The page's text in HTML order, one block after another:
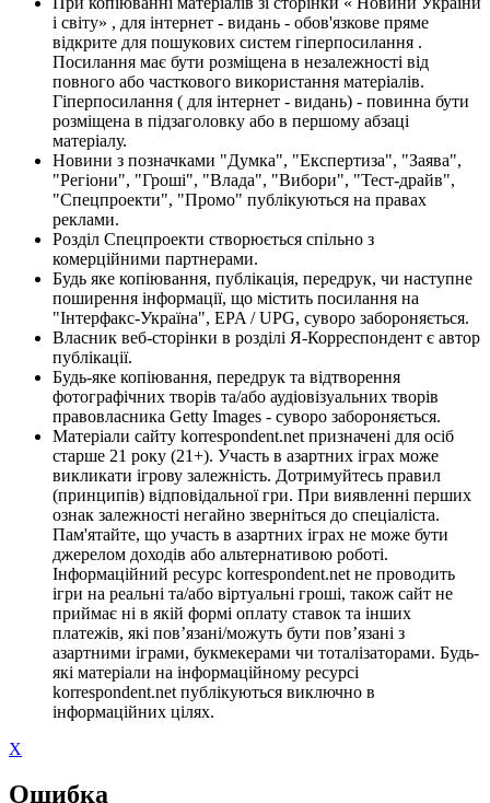
і світу» , для інтернет - видань - обов'язкове пряме
відкрите для пошукових систем гіперпосилання .
Посилання має бути розміщена в незалежності від
повного або часткового використання матеріалів.
Гіперпосилання ( для інтернет - видань) - повинна бути
розміщена в підзаголовку або в першому абзаці
матеріалу.
Новини з позначками "Думка", "Експертиза", "Заява",
"Регіони", "Гроші", "Влада", "Вибори", "Тест-драйв",
"Спецпроекти", "Промо" публікуються на правах
реклами.
Розділ Спецпроекти створюється спільно з
комерційними партнерами.
Будь яке копіювання, публікація, передрук, чи наступне
поширення інформації, що містить посилання на
"Інтерфакс-Україна", EPA / UPG, суворо забороняється.
Власник веб-сторінки в розділі Я-Корреспондент є автор
публікації.
Будь-яке копіювання, передрук та відтворення
фотографічних творів та/або аудіовізуальних творів
правовласника Getty Images - суворо забороняється.
Матеріали сайту korrespondent.net призначені для осіб
старше 21 року (21+). Участь в азартних іграх може
викликати ігрову залежність. Дотримуйтесь правил
(принципів) відповідальної гри. При виявленні перших
ознак залежності негайно зверніться до спеціаліста.
Пам'ятайте, що участь в азартних іграх не може бути
джерелом доходів або альтернативою роботі.
Інформаційний ресурс korrespondent.net не проводить
ігри на реальні та/або віртуальні гроші, також сайт не
приймає ні в якій формі оплату ставок та інших
платежів, які пов’язані/можуть бути пов’язані з
азартними іграми, букмекерами чи тоталізаторами. Будь-
які матеріали на інформаційному ресурсі
korrespondent.net публікуються виключно в
інформаційних цілях.
X
Ошибка